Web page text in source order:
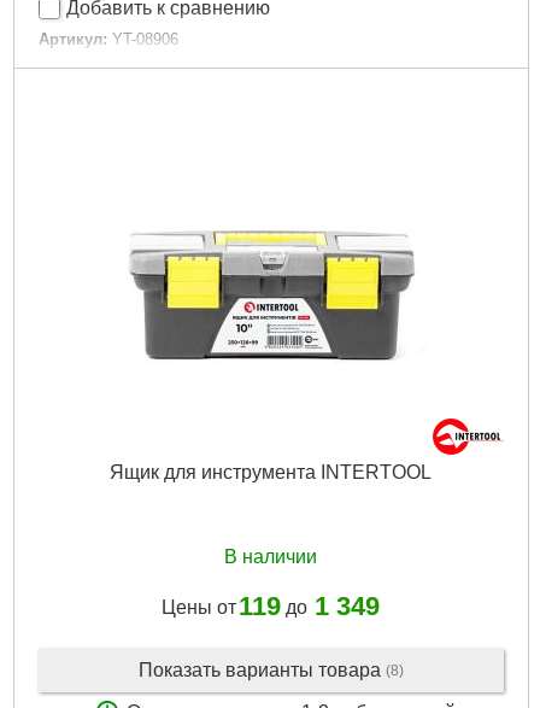
Добавить к сравнению
Артикул: YT-08906
Код товара: 20.77.81
Ящик для инструмента INTERTOOL
В наличии
Цены от119 до 1 349
Показать варианты товара (8)